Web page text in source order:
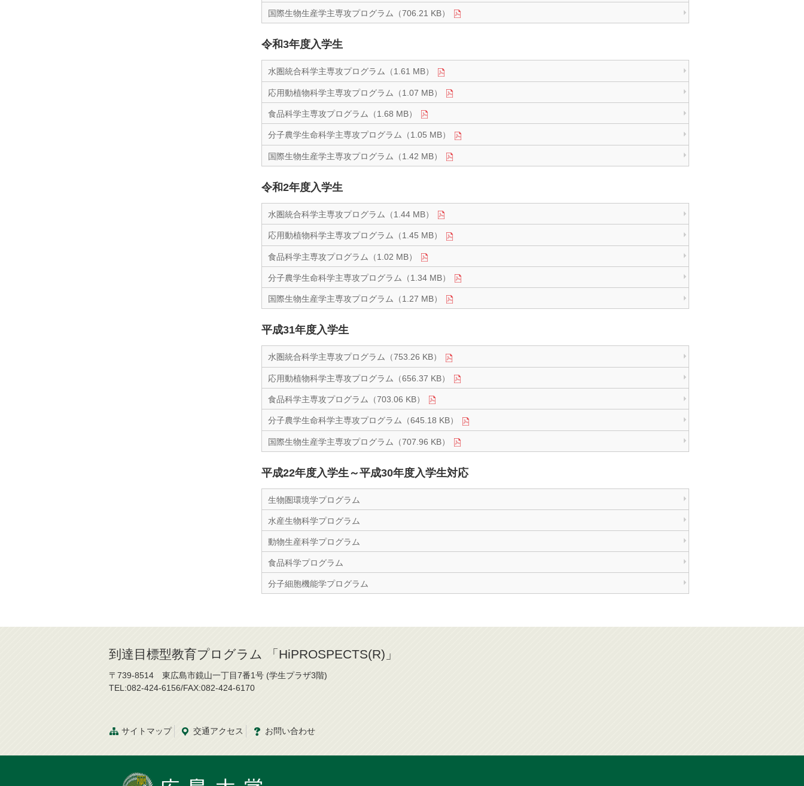
国際生物生産学主専攻プログラム（706.21 KB）
令和3年度入学生
水圏統合科学主専攻プログラム（1.61 MB）
応用動植物科学主専攻プログラム（1.07 MB）
食品科学主専攻プログラム（1.68 MB）
分子農学生命科学主専攻プログラム（1.05 MB）
国際生物生産学主専攻プログラム（1.42 MB）
令和2年度入学生
水圏統合科学主専攻プログラム（1.44 MB）
応用動植物科学主専攻プログラム（1.45 MB）
食品科学主専攻プログラム（1.02 MB）
分子農学生命科学主専攻プログラム（1.34 MB）
国際生物生産学主専攻プログラム（1.27 MB）
平成31年度入学生
水圏統合科学主専攻プログラム（753.26 KB）
応用動植物科学主専攻プログラム（656.37 KB）
食品科学主専攻プログラム（703.06 KB）
分子農学生命科学主専攻プログラム（645.18 KB）
国際生物生産学主専攻プログラム（707.96 KB）
平成22年度入学生～平成30年度入学生対応
生物圏環境学プログラム
水産生物科学プログラム
動物生産科学プログラム
食品科学プログラム
分子細胞機能学プログラム
到達目標型教育プログラム 「HiPROSPECTS(R)」
〒739-8514 東広島市鏡山一丁目7番1号 (学生プラザ3階)
TEL:082-424-6156/FAX:082-424-6170
サイトマップ 交通アクセス お問い合わせ